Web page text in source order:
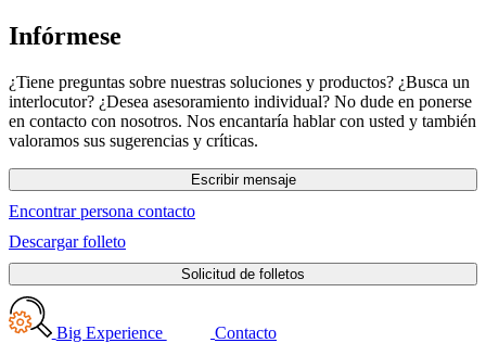
Infórmese
¿Tiene preguntas sobre nuestras soluciones y productos? ¿Busca un
interlocutor? ¿Desea asesoramiento individual? No dude en ponerse
en contacto con nosotros. Nos encantaría hablar con usted y también
valoramos sus sugerencias y críticas.
Escribir mensaje
Encontrar persona contacto
Descargar folleto
Solicitud de folletos
Big Experience Contacto